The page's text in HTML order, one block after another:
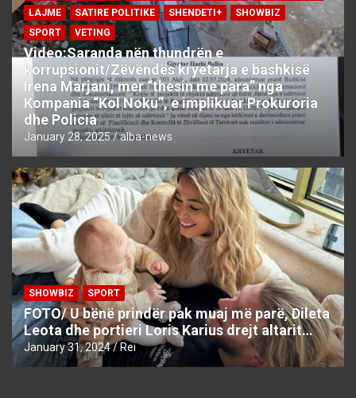
LAJME
SATIRE POLITIKE SHENDETI+
SHOWBIZ
SPORT
VETING
Video:Saranda nën thundrën e
korrupsionit/Zëvëndës kryetarja e bashkisë
Irena Marjani, mer “thesin me para” nga
Kompania “Kol Noku”, e implikuar Prokuroria
dhe Policia
January 28, 2025 alba-news
SHOWBIZ SPORT
FOTO/ U bënë prindër pak muaj më parë, Dileta
Leota dhe portieri Loris Karius drejt altarit…
January 31, 2024 Rei